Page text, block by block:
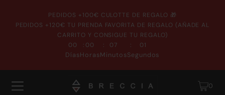
PEDIDOS +100€ CULOTTE DE REGALO 🎁
PEDIDOS +120€ TU PRENDA FAVORITA DE REGALO (AÑADE AL
CARRITO Y CONSIGUE TU REGALO)
00
Días
: 00
Horas
: 06
Minutos
: 59
Segundos
0